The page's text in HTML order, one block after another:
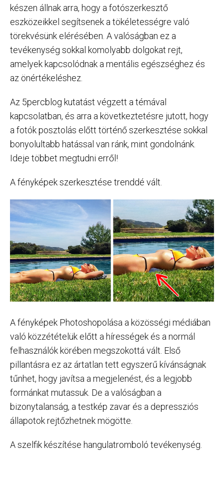
készen állnak arra, hogy a fotószerkesztő
eszközeikkel segítsenek a tökéletességre való
törekvésünk elérésében. A valóságban ez a
tevékenység sokkal komolyabb dolgokat rejt,
amelyek kapcsolódnak a mentális egészséghez és
az önértékeléshez.
Az 5percblog kutatást végzett a témával
kapcsolatban, és arra a következtetésre jutott, hogy
a fotók posztolás előtt történő szerkesztése sokkal
bonyolultabb hatással van ránk, mint gondolnánk.
Ideje többet megtudni erről!
A fényképek szerkesztése trenddé vált.
A fényképek Photoshopolása a közösségi médiában
való közzétételük előtt a hírességek és a normál
felhasználók körében megszokottá vált. Első
pillantásra ez az ártatlan tett egyszerű kívánságnak
tűnhet, hogy javítsa a megjelenést, és a legjobb
formánkat mutassuk. De a valóságban a
bizonytalanság, a testkép zavar és a depressziós
állapotok rejtőzhetnek mögötte.
A szelfik készítése hangulatromboló tevékenység.